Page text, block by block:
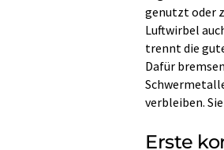
genutzt oder
Luftwirbel
trennt die
Dafür
verbleiben.
Erste